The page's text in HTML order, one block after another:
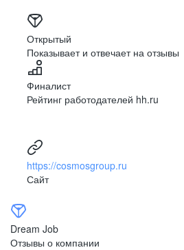
Обучение от лидера
индустрии в России
Открытый
Показывает и отвечает на отзывы
Финалист
Рейтинг работодателей hh.ru
https://cosmosgroup.ru
Сайт
Dream Job
Отзывы о компании